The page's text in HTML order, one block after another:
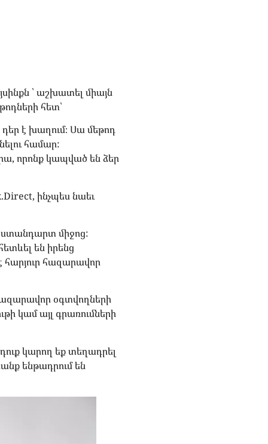
՝ աշխատել միայն
հետ՝
է խաղում։ Սա մեթոդ
համար:
որոնք կապված են ձեր
ինչպես նաեւ
ստանդարտ միջոց:
են իրենց
հարյուր հազարավոր
օգտվողների
կամ այլ գրառումների
կարող եք տեղադրել
ենթադրում են